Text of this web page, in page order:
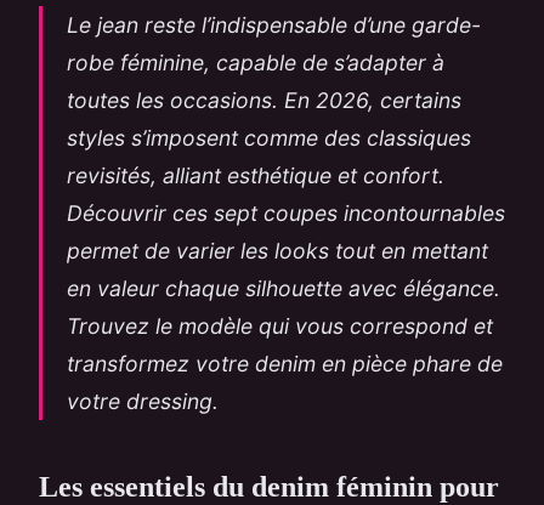
Le jean reste l’indispensable d’une garde-
robe féminine, capable de s’adapter à
toutes les occasions. En 2026, certains
styles s’imposent comme des classiques
revisités, alliant esthétique et confort.
Découvrir ces sept coupes incontournables
permet de varier les looks tout en mettant
en valeur chaque silhouette avec élégance.
Trouvez le modèle qui vous correspond et
transformez votre denim en pièce phare de
votre dressing.
Les essentiels du denim féminin pour